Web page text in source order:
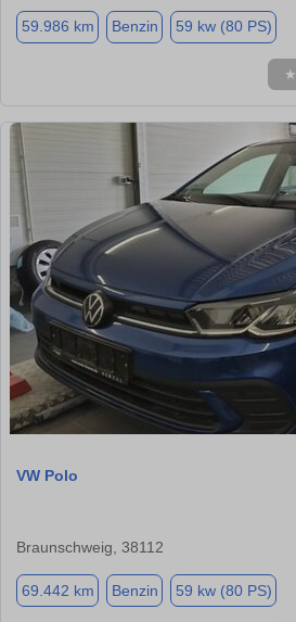
59.986 km Benzin 59 kw (80 PS)
★
VW Polo
Braunschweig, 38112
69.442 km Benzin 59 kw (80 PS)